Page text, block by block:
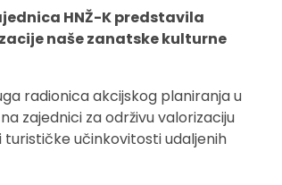
HNŽ-K predstavila
naše zanatske kulturne
radionica akcijskog planiranja u
zajednici za održivu valorizaciju
učinkovitosti udaljenih